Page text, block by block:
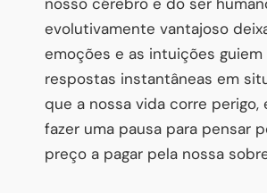
evolutivamente vantajoso
emoções e as intuições guiem
respostas instantâneas em
que a nossa vida corre perigo,
fazer uma pausa para pensar
preço a pagar pela nossa